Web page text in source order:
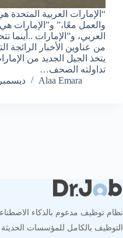
“الإمارات العربية
والعمل معًا،” و”الإمارات
العربي، و”الإمارات ..أينما
من عناوين الأخبار الرائجة
يتخذ الجيل الجديد من
تداولته الصحف…
Alaa Emara
ديسمبر 9, 2021
نظام توظيف مدعوم بالذكاء
التوظيف بالكامل للمؤسسات